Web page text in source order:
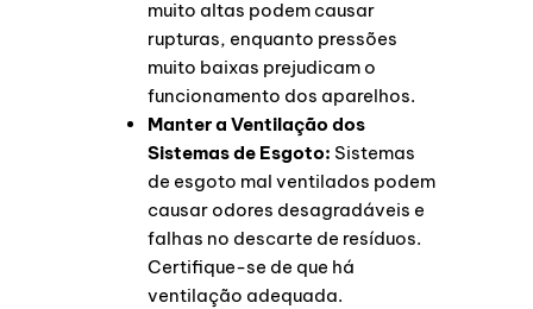
muito altas podem causar
rupturas, enquanto pressões
muito baixas prejudicam o
funcionamento dos aparelhos.
Manter a Ventilação dos
Sistemas de Esgoto: Sistemas
de esgoto mal ventilados podem
causar odores desagradáveis e
falhas no descarte de resíduos.
Certifique-se de que há
ventilação adequada.